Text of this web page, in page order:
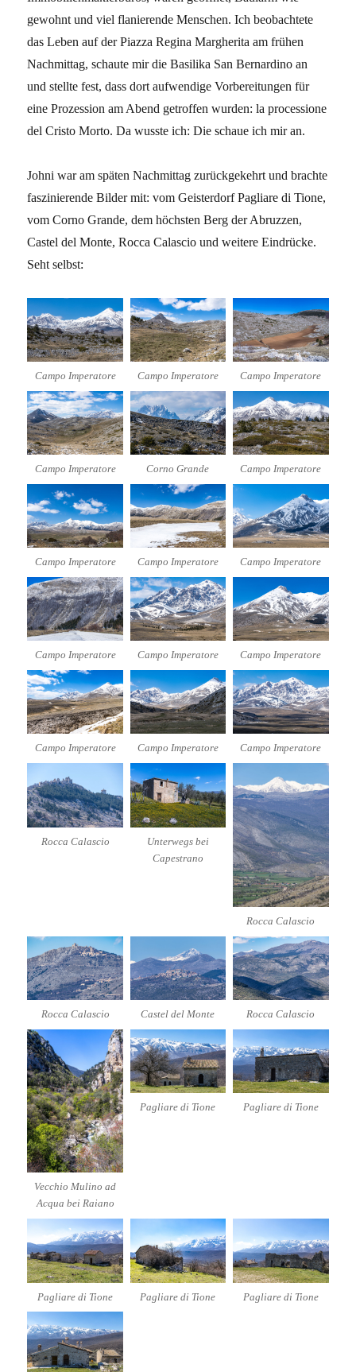
gewohnt und viel flanierende Menschen. Ich beobachtete
das Leben auf der Piazza Regina Margherita am frühen
Nachmittag, schaute mir die Basilika San Bernardino an
und stellte fest, dass dort aufwendige Vorbereitungen für
eine Prozession am Abend getroffen wurden: la processione
del Cristo Morto. Da wusste ich: Die schaue ich mir an.
Johni war am späten Nachmittag zurückgekehrt und brachte
faszinierende Bilder mit: vom Geisterdorf Pagliare di Tione,
vom Corno Grande, dem höchsten Berg der Abruzzen,
Castel del Monte, Rocca Calascio und weitere Eindrücke.
Seht selbst:
Campo Imperatore Campo Imperatore Campo Imperatore
Campo Imperatore Corno Grande Campo Imperatore
Campo Imperatore Campo Imperatore Campo Imperatore
Campo Imperatore Campo Imperatore Campo Imperatore
Campo Imperatore Campo Imperatore Campo Imperatore
Rocca Calascio
Unterwegs bei
Capestrano
Rocca Calascio
Rocca Calascio Castel del Monte Rocca Calascio
Vecchio Mulino ad
Acqua bei Raiano
Pagliare di Tione Pagliare di Tione
Pagliare di Tione Pagliare di Tione Pagliare di Tione